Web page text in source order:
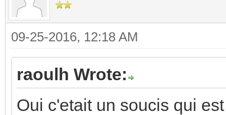
09-25-2016, 12:18 AM
raoulh Wrote:
Oui c'etait un soucis qui